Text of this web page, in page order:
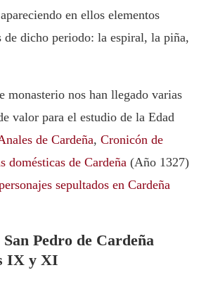
en ellos elementos
dicho periodo: la espiral, la piña,
monasterio nos han llegado varias
valor para el estudio de la Edad
de Cardeña, Cronicón de
domésticas de Cardeña (Año 1327)
sepultados en Cardeña
Pedro de Cardeña
IX y XI